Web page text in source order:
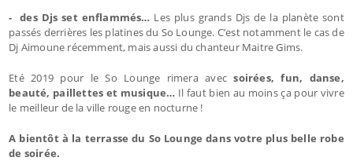
- des Djs set enflammés… Les plus grands Djs de la planète sont
passés derrières les platines du So Lounge. C’est notamment le cas de
Dj Aimoune récemment, mais aussi du chanteur Maitre Gims.
Eté 2019 pour le So Lounge rimera avec soirées, fun, danse,
beauté, paillettes et musique… Il faut bien au moins ça pour vivre
le meilleur de la ville rouge en nocturne !
A bientôt à la terrasse du So Lounge dans votre plus belle robe
de soirée.